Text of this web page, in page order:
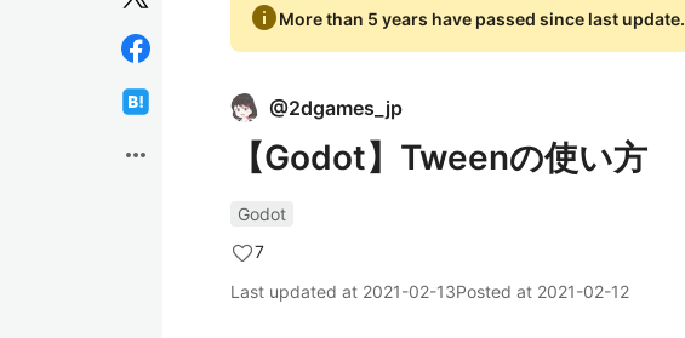
more_horiz
infoMore than 5 years have passed since last update.
@2dgames_jp
【Godot】Tweenの使い方
Godot
7
Last updated at 2021-02-13Posted at 2021-02-12